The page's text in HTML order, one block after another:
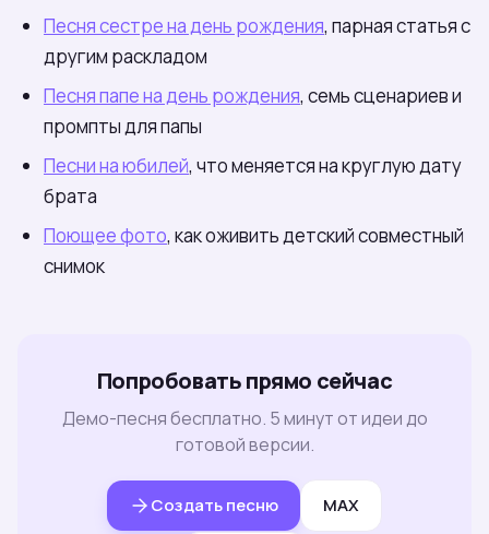
Песня сестре на день рождения, парная статья с
другим раскладом
Песня папе на день рождения, семь сценариев и
промпты для папы
Песни на юбилей, что меняется на круглую дату
брата
Поющее фото, как оживить детский совместный
снимок
Попробовать прямо сейчас
Демо-песня бесплатно. 5 минут от идеи до
готовой версии.
Создать песню MAX